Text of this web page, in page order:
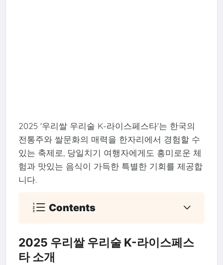
2025 '우리쌀 우리술 K-라이스페스타'는 한국의
전통주와 쌀문화의 매력을 한자리에서 경험할 수
있는 축제로, 당일치기 여행자에게도 흥미로운 체
험과 맛있는 음식이 가득한 특별한 기회를 제공합
니다.
Contents
2025 우리쌀 우리술 K-라이스페스
타 소개